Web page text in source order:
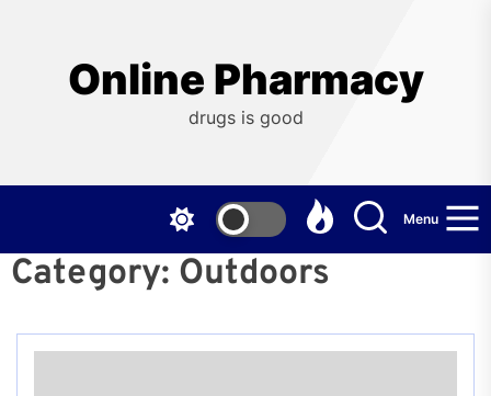
Online Pharmacy
drugs is good
Menu
Category: Outdoors